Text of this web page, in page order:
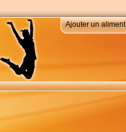
Ajouter un aliment